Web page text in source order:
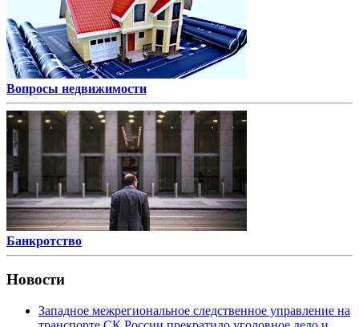
Вопросы недвижимости
Банкротство
Новости
Западное межрегиональное следственное управление на